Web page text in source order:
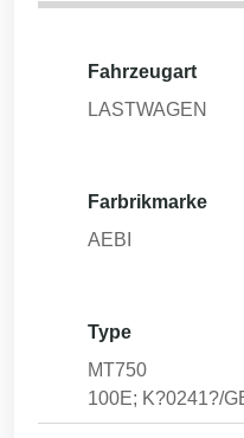
Fahrzeugart
LASTWAGEN
Farbrikmarke
AEBI
Type
MT750
100E; K?0241?/